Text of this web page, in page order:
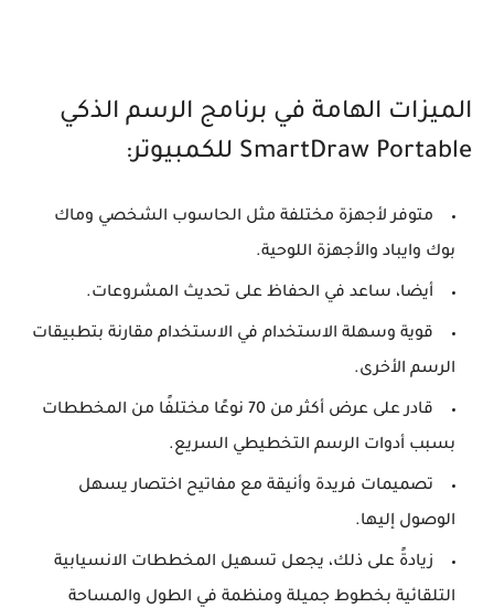
الميزات الهامة في برنامج الرسم الذكي
SmartDraw Portable للكمبيوتر:
متوفر لأجهزة مختلفة مثل الحاسوب الشخصي وماك
بوك وايباد والأجهزة اللوحية.
أيضا، ساعد في الحفاظ على تحديث المشروعات.
قوية وسهلة الاستخدام في الاستخدام مقارنة بتطبيقات
الرسم الأخرى.
قادر على عرض أكثر من 70 نوعًا مختلفًا من المخططات
بسبب أدوات الرسم التخطيطي السريع.
تصميمات فريدة وأنيقة مع مفاتيح اختصار يسهل
الوصول إليها.
زيادةً على ذلك، يجعل تسهيل المخططات الانسيابية
التلقائية بخطوط جميلة ومنظمة في الطول والمساحة